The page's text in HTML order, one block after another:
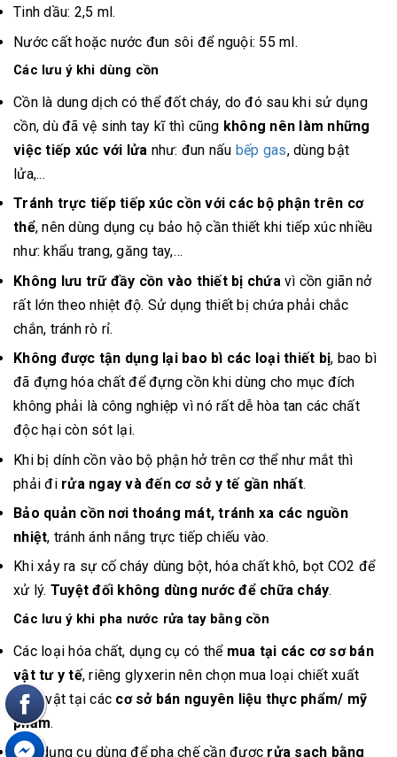
Tinh dầu: 2,5 ml.
Nước cất hoặc nước đun sôi để nguội: 55 ml.
Các lưu ý khi dùng cồn
Cồn là dung dịch có thể đốt cháy, do đó sau khi sử dụng
cồn, dù đã vệ sinh tay kĩ thì cũng không nên làm những
việc tiếp xúc với lửa như: đun nấu bếp gas, dùng bật
lửa,...
Tránh trực tiếp tiếp xúc cồn với các bộ phận trên cơ
thể, nên dùng dụng cụ bảo hộ cần thiết khi tiếp xúc nhiều
như: khẩu trang, găng tay,…
Không lưu trữ đầy cồn vào thiết bị chứa vì cồn giãn nở
rất lớn theo nhiệt độ. Sử dụng thiết bị chứa phải chắc
chắn, tránh rò rỉ.
Không được tận dụng lại bao bì các loại thiết bị, bao bì
đã đựng hóa chất để đựng cồn khi dùng cho mục đích
không phải là công nghiệp vì nó rất dễ hòa tan các chất
độc hại còn sót lại.
Khi bị dính cồn vào bộ phận hở trên cơ thể như mắt thì
phải đirửa ngay và đến cơ sở y tế gần nhất.
Bảo quản cồn nơi thoáng mát, tránh xa các nguồn
nhiệt, tránh ánh nắng trực tiếp chiếu vào.
Khi xảy ra sự cố cháy dùng bột, hóa chất khô, bọt CO2 để
xử lý. Tuyệt đối không dùng nước để chữa cháy.
Các lưu ý khi pha nước rửa tay bằng cồn
Các loại hóa chất, dụng cụ có thể mua tại các cơ sơ bán
vật tư y tế, riêng glyxerin nên chọn mua loại chiết xuất
thực vật tại các cơ sở bán nguyên liệu thực phẩm/ mỹ
phẩm.
Các dụng cụ dùng để pha chế cần được rửa sạch bằng